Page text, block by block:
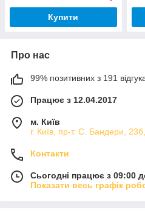
Купити
Про нас
99% позитивних з 191
Працює з 12.04.2017
м. Київ
г. Київ, пр-т. С. Бандери,
Контакти
Сьогодні працює з 09:00
Показати весь графік